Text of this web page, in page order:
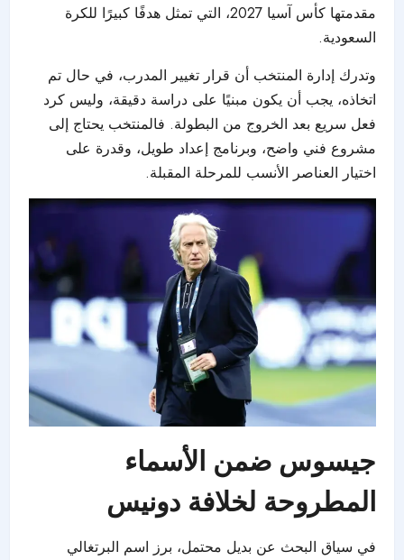
مقدمتها كأس آسيا 2027، التي تمثل هدفًا كبيرًا للكرة
السعودية.
وتدرك إدارة المنتخب أن قرار تغيير المدرب، في حال تم
اتخاذه، يجب أن يكون مبنيًا على دراسة دقيقة، وليس كرد
فعل سريع بعد الخروج من البطولة. فالمنتخب يحتاج إلى
مشروع فني واضح، وبرنامج إعداد طويل، وقدرة على
اختيار العناصر الأنسب للمرحلة المقبلة.
جيسوس ضمن الأسماء
المطروحة لخلافة دونيس
في سياق البحث عن بديل محتمل، برز اسم البرتغالي